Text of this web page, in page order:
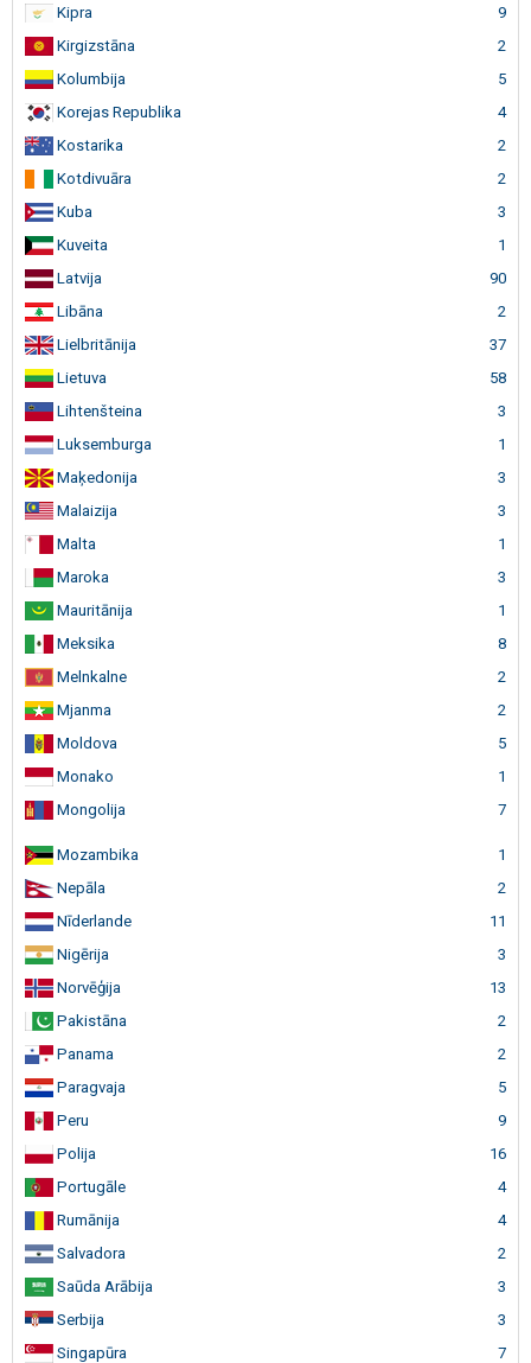
Kipra
9
Kirgizstāna
2
Kolumbija
5
Korejas Republika
4
Kostarika
2
Kotdivuāra
2
Kuba
3
Kuveita
1
Latvija
90
Libāna
2
Lielbritānija
37
Lietuva
58
Lihtenšteina
3
Luksemburga
1
Maķedonija
3
Malaizija
3
Malta
1
Maroka
3
Mauritānija
1
Meksika
8
Melnkalne
2
Mjanma
2
Moldova
5
Monako
1
Mongolija
7
Mozambika
1
Nepāla
2
Nīderlande
11
Nigērija
3
Norvēģija
13
Pakistāna
2
Panama
2
Paragvaja
5
Peru
9
Polija
16
Portugāle
4
Rumānija
4
Salvadora
2
Saūda Arābija
3
Serbija
3
Singapūra
7